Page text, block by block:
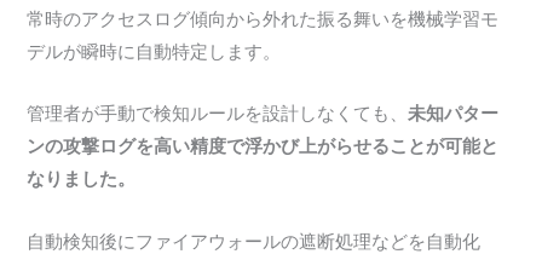
常時のアクセスログ傾向から外れた振る舞いを機械学習モ
デルが瞬時に自動特定します。
管理者が手動で検知ルールを設計しなくても、未知パター
ンの攻撃ログを高い精度で浮かび上がらせることが可能と
なりました。
自動検知後にファイアウォールの遮断処理などを自動化